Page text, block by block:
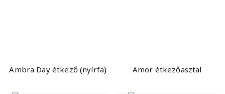
Ambra Day étkező (nyírfa) Amor étkezőasztal